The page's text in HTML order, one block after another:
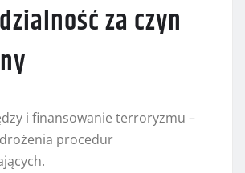
za czyn
i finansowanie terroryzmu –
procedur